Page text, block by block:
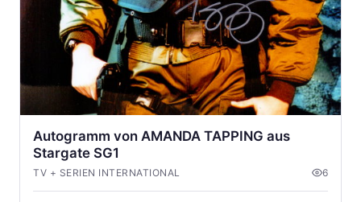
Autogramm von AMANDA TAPPING aus
Stargate SG1
TV + SERIEN INTERNATIONAL 6